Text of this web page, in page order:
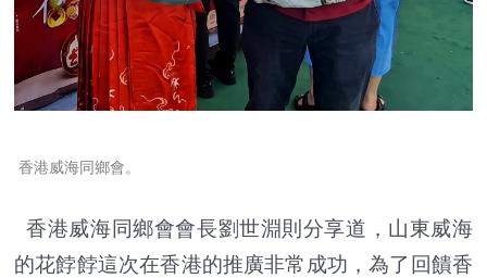
香港威海同鄉會。
香港威海同鄉會會長劉世淵則分享道，山東威海
的花餑餑這次在香港的推廣非常成功，為了回饋香